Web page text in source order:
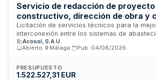
Servicio de redacción de proyecto
constructivo, dirección de obra y
de seguridad y salud para
sistemas de agua entre Campo de
Costa del Sol - ACOSOL
Licitación de servicios técnicos para la
interconexión entre los sistemas de
Campo de Gibraltar y Costa del Sol, en el
Fuengirola de Málaga, Fase 1. El contrato
la coordinación de seguridad y salud
contratación se realiza por lotes
Acosol, S.A.U.
Abierto
Málaga Pub. 04/08/2026
PRESUPUESTO
1.522.527,31 EUR